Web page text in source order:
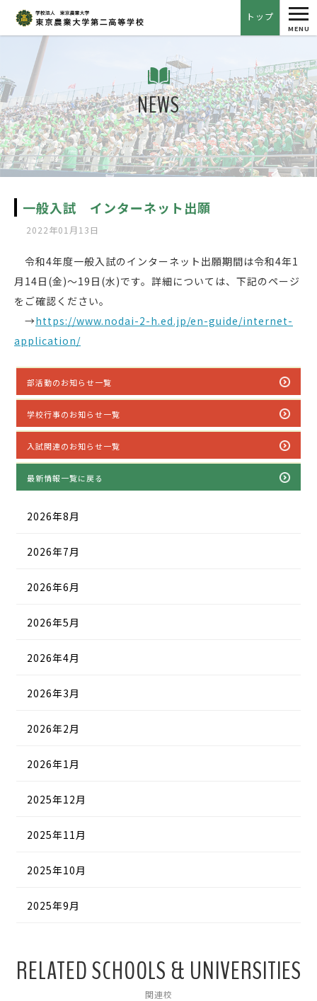
トップ
MENU
NEWS
一般入試 インターネット出願
2022年01月13日
令和4年度一般入試のインターネット出願期間は令和4年1
月14日(金)〜19日(水)です。詳細については、下記のページ
をご確認ください。
→https://www.nodai-2-h.ed.jp/en-guide/internet-
application/
部活動のお知らせ一覧
学校行事のお知らせ一覧
入試関連のお知らせ一覧
最新情報一覧に戻る
2026年8月
2026年7月
2026年6月
2026年5月
2026年4月
2026年3月
2026年2月
2026年1月
2025年12月
2025年11月
2025年10月
2025年9月
RELATED SCHOOLS & UNIVERSITIES
関連校